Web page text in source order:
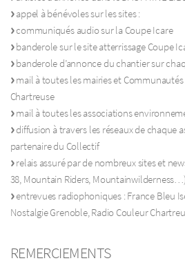
appel à bénévoles sur les sites :
communiqués audio sur la Coupe Icare
banderole sur le site atterrissage Coupe
banderole d’annonce du chantier sur
mail à toutes les mairies et
Chartreuse
mail à toutes les associations
diffusion à travers les réseaux de chaque
partenaire du Collectif
relais assuré par de nombreux sites et
38, Mountain Riders, Mountainwilderness…)
entrevues radiophoniques : France Bleu
Nostalgie Grenoble, Radio Couleur
REMERCIEMENTS